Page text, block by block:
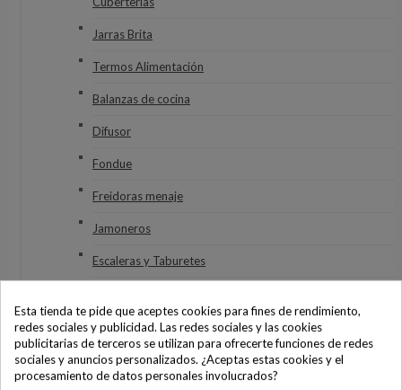
Jarras Brita
Termos Alimentación
Balanzas de cocina
Difusor
Fondue
Freidoras menaje
Jamoneros
Escaleras y Taburetes
Varios Menaje
MOVILIDAD
Quad y motos
Esta tienda te pide que aceptes cookies para fines de rendimiento,
redes sociales y publicidad. Las redes sociales y las cookies
publicitarias de terceros se utilizan para ofrecerte funciones de redes
sociales y anuncios personalizados. ¿Aceptas estas cookies y el
procesamiento de datos personales involucrados?